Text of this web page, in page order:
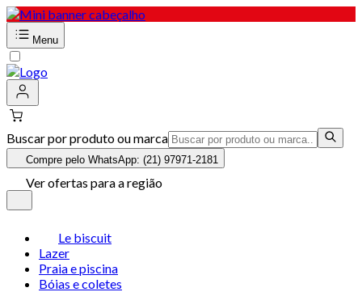
Menu
Buscar por produto ou marca
Compre pelo WhatsApp: (21) 97971-2181
Ver ofertas para a região
Le biscuit
Lazer
Praia e piscina
Bóias e coletes